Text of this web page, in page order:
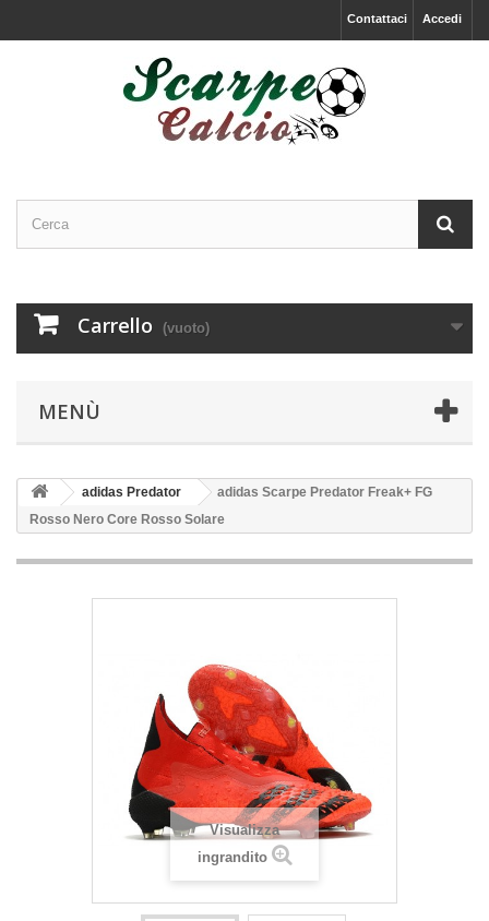
Accedi
Contattaci
Carrello (vuoto)
MENÙ
adidas Predator
adidas Scarpe Predator Freak+ FG
Rosso Nero Core Rosso Solare
Visualizza
ingrandito